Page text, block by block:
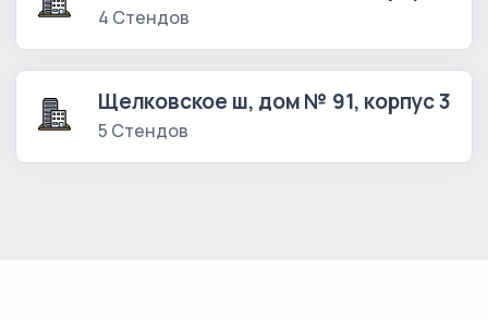
4 Стендов
Щелковское ш, дом № 91, корпус 3
5 Стендов